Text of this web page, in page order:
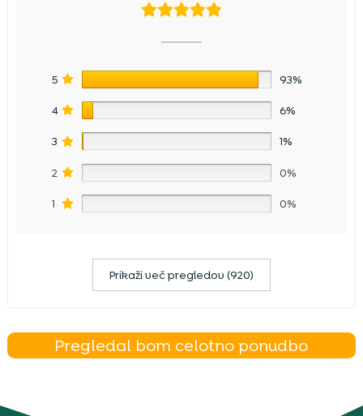
5 93%
4 6%
3 1%
2 0%
1 0%
Prikaži več pregledov (920)
Pregledal bom celotno ponudbo